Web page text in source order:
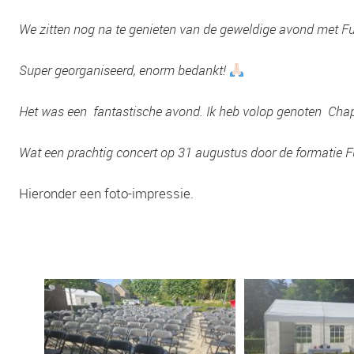
We zitten nog na te genieten van de geweldige avond met
Super georganiseerd, enorm bedankt!
Het was een fantastische avond. Ik heb volop genoten
Wat een prachtig concert op 31 augustus door de formatie
Hieronder een foto-impressie.